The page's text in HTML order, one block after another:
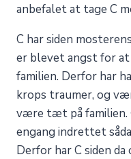
anbefalet at tage C
C har siden
er blevet angst for
familien. Derfor har
krops traumer, og
være tæt på familien.
engang indrettet
Derfor har C siden